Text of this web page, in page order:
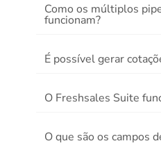
Como os múltiplos
funcionam?
É possível gerar
O Freshsales Suite
O que são os campos